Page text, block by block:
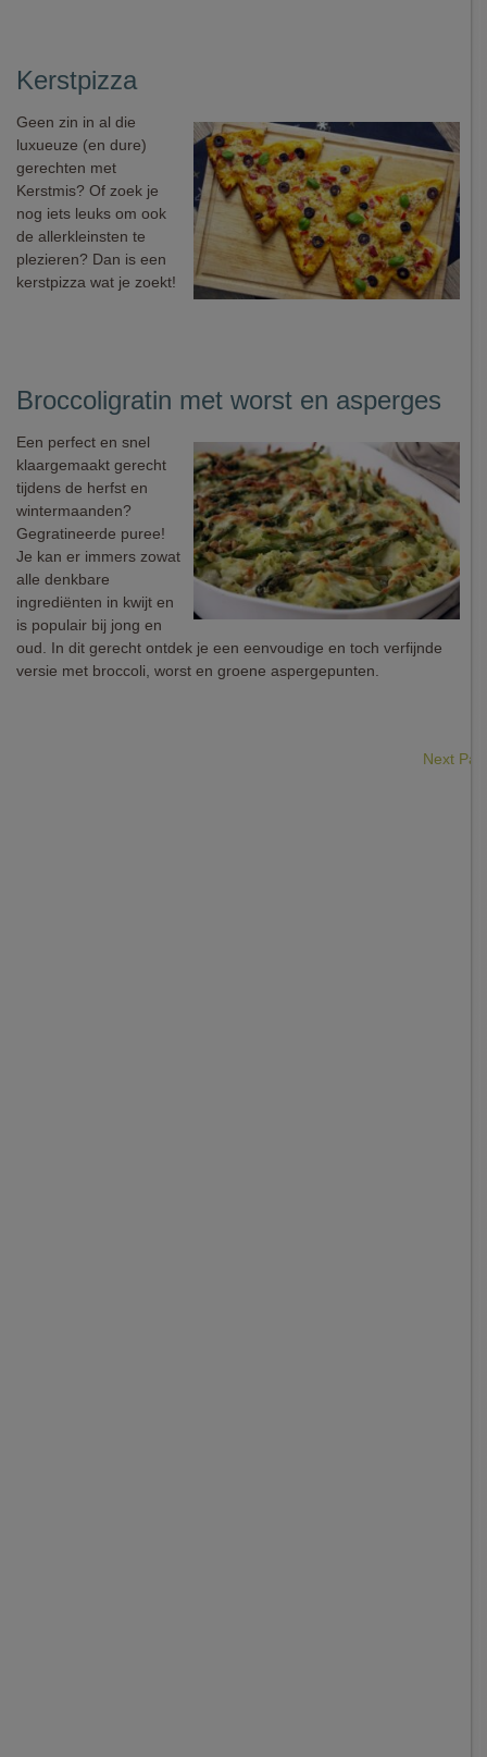
Kerstpizza
Geen zin in al die
luxueuze (en dure)
gerechten met
Kerstmis? Of zoek je
nog iets leuks om ook
de allerkleinsten te
plezieren? Dan is een
kerstpizza wat je zoekt!
Broccoligratin met worst en asperges
Een perfect en snel
klaargemaakt gerecht
tijdens de herfst en
wintermaanden?
Gegratineerde puree!
Je kan er immers zowat
alle denkbare
ingrediënten in kwijt en
is populair bij jong en
oud. In dit gerecht ontdek je een eenvoudige en toch verfijnde
versie met broccoli, worst en groene aspergepunten.
Next